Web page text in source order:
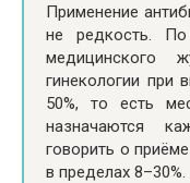
Применение
не редкость.
медицинского
гинекологии при
50%, то есть
назначаются
говорить о
в пределах 8–30%.